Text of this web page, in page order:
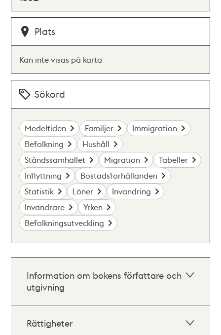
Plats
Kan inte visas på karta
Sökord
Medeltiden Familjer
Immigration
Befolkning
Hushåll
Ståndssamhället
Migration
Tabeller
Inflyttning
Bostadsförhållanden
Statistik
Löner
Invandring
Invandrare
Yrken
Befolkningsutveckling
Information om bokens författare och
utgivning
Rättigheter